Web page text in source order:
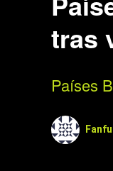
tras
Países